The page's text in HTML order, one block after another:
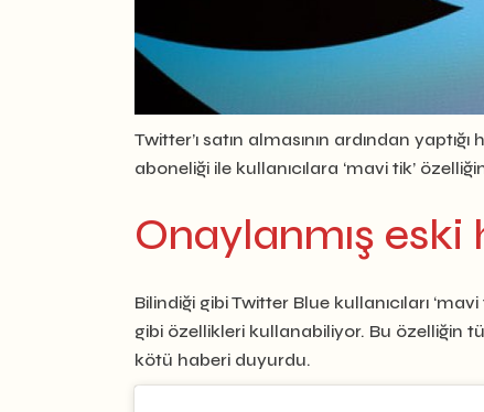
Twitter’ı satın almasının ardından
aboneliği ile kullanıcılara ‘mavi tik’
Onaylanmış
Bilindiği gibi Twitter Blue kullanıcıları
gibi özellikleri kullanabiliyor. Bu özelliğin
kötü haberi duyurdu.